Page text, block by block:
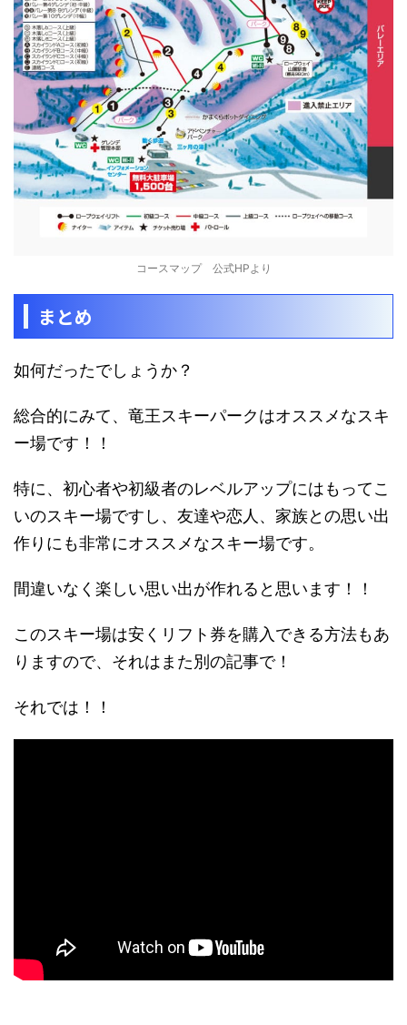
コースマップ 公式HPより
まとめ
如何だったでしょうか？
総合的にみて、 竜王スキーパークはオススメなスキ
ー場です！！
特に、 初心者や初級者のレベルアップにはもってこ
いのスキー場ですし、 友達や恋人、家族との思い出
作りにも非常にオススメなスキー場です。
間違いなく楽しい思い出が作れると思います！！
このスキー場は安くリフト券を購入できる方法もあ
りますので、それはまた別の記事で！
それでは！！